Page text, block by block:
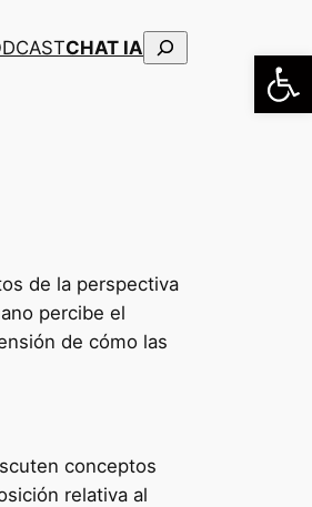
CHAT IA Buscar
de la perspectiva
percibe el
de cómo las
conceptos
relativa al
Abrir